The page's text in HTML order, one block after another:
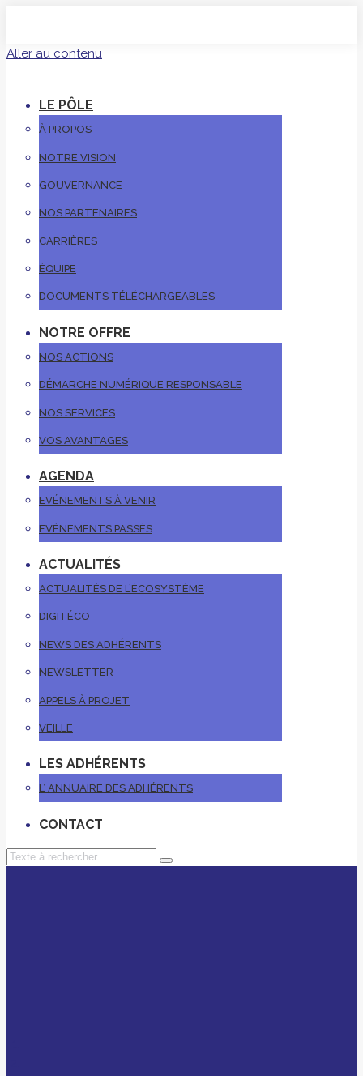
Aller au contenu
LE PÔLE
À PROPOS
NOTRE VISION
GOUVERNANCE
NOS PARTENAIRES
CARRIÈRES
ÉQUIPE
DOCUMENTS TÉLÉCHARGEABLES
NOTRE OFFRE
NOS ACTIONS
DÉMARCHE NUMÉRIQUE RESPONSABLE
NOS SERVICES
VOS AVANTAGES
AGENDA
EVÉNEMENTS À VENIR
EVÉNEMENTS PASSÉS
ACTUALITÉS
ACTUALITÉS DE L’ÉCOSYSTÈME
DIGITÉCO
NEWS DES ADHÉRENTS
NEWSLETTER
APPELS À PROJET
VEILLE
LES ADHÉRENTS
L’ ANNUAIRE DES ADHÉRENTS
CONTACT